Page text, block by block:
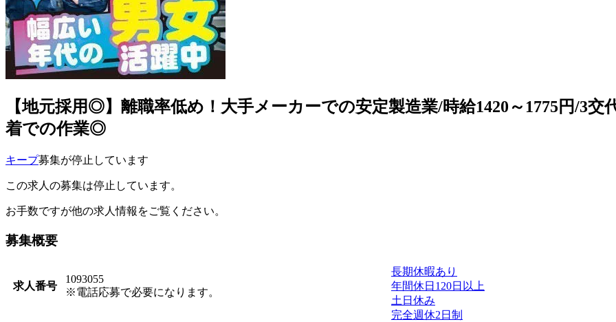
【地元採用◎】離職率低め！大手メーカーでの安定製造業/時給1420～1775円/3
着での作業◎
キープ募集が停止しています
この求人の募集は停止しています。
お手数ですが他の求人情報をご覧ください。
募集概要
求人番号
1093055
※電話応募で必要になります。
長期休暇あり
年間休日120日以上
土日休み
完全週休2日制